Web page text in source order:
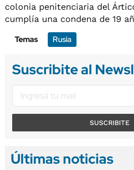
colonia penitenciaria del
cumplía una condena de 19
Temas
Rusia
Suscribite al
SUSCRIBITE
Últimas noticias